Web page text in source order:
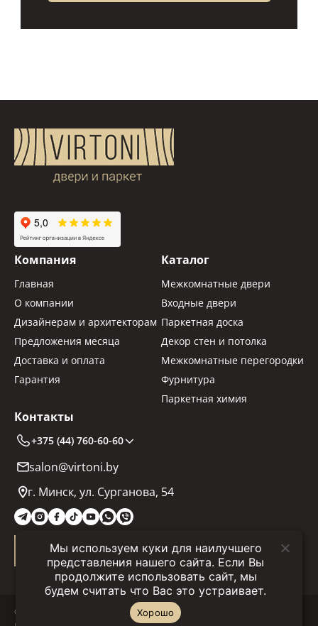
Компания
Главная
О компании
Дизайнерам и архитекторам
Предложения месяца
Доставка и оплата
Гарантия
Каталог
Межкомнатные двери
Входные двери
Паркетная доска
Декор стен и потолка
Межкомнатные перегородки
Фурнитура
Паркетная химия
Контакты
+375 (44) 760-60-60
salon@virtoni.by
г. Минск, ул. Сурганова, 54
Заказать звонок
© 2025 "Virtoni.by" Все права защищены.
Мы используем куки для наилучшего
представления нашего сайта. Если Вы
продолжите использовать сайт, мы
будем считать что Вас это устраивает.
Хорошо